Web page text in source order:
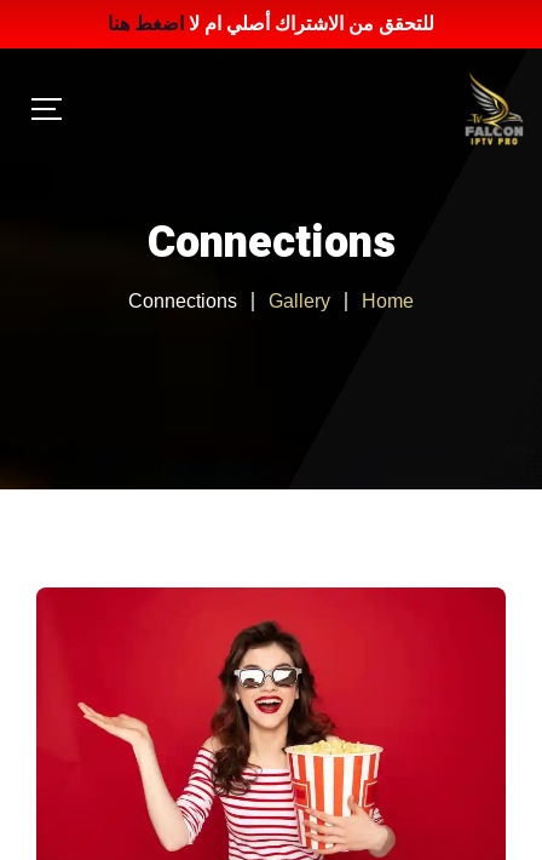
للتحقق من الاشتراك أصلي ام لا اضغط هنا
Connections
Home
Gallery
Connections